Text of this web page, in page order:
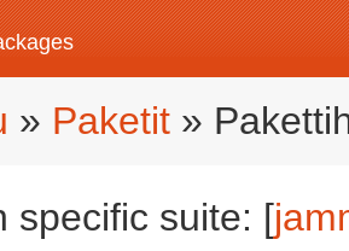
» Paketit »
specific suite: [